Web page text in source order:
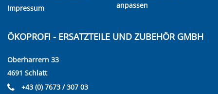
Impressum
anpassen
ÖKOPROFI - ERSATZTEILE UND ZUBEHÖR GMBH
Oberharrern 33
4691 Schlatt
+43 (0) 7673 / 307 03